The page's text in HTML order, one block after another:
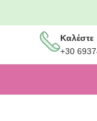
Καλέστε
+30